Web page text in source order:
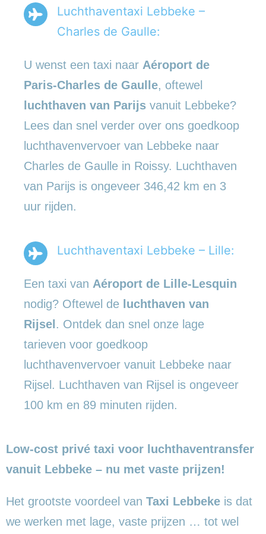
Luchthaventaxi Lebbeke –
Charles de Gaulle:
U wenst een taxi naar Aéroport de
Paris-Charles de Gaulle, oftewel
luchthaven van Parijs vanuit Lebbeke?
Lees dan snel verder over ons goedkoop
luchthavenvervoer van Lebbeke naar
Charles de Gaulle in Roissy. Luchthaven
van Parijs is ongeveer 346,42 km en 3
uur rijden.
Luchthaventaxi Lebbeke – Lille:
Een taxi van Aéroport de Lille-Lesquin
nodig? Oftewel de luchthaven van
Rijsel . Ontdek dan snel onze lage
tarieven voor goedkoop
luchthavenvervoer vanuit Lebbeke naar
Rijsel. Luchthaven van Rijsel is ongeveer
100 km en 89 minuten rijden.
Low-cost privé taxi voor luchthaventransfer
vanuit Lebbeke – nu met vaste prijzen!
Het grootste voordeel van Taxi Lebbeke is dat
we werken met lage, vaste prijzen … tot wel